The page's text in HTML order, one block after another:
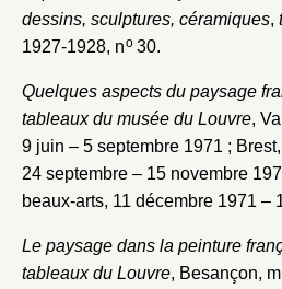
dessins, sculptures, céramiques,
1927-1928, no30.
Quelques aspects du paysage
tableaux du musée du Louvre,
9 juin – 5 septembre 1971 ;
24 septembre – 15 novembre
beaux-arts, 11 décembre 1971 –
Le paysage dans la peinture
tableaux du Louvre, Besançon,